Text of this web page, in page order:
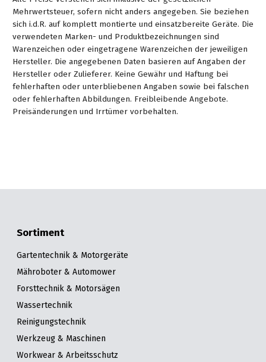
Mehrwertsteuer, sofern nicht anders angegeben. Sie beziehen
sich i.d.R. auf komplett montierte und einsatzbereite Geräte. Die
verwendeten Marken- und Produktbezeichnungen sind
Warenzeichen oder eingetragene Warenzeichen der jeweiligen
Hersteller. Die angegebenen Daten basieren auf Angaben der
Hersteller oder Zulieferer. Keine Gewähr und Haftung bei
fehlerhaften oder unterbliebenen Angaben sowie bei falschen
oder fehlerhaften Abbildungen. Freibleibende Angebote.
Preisänderungen und Irrtümer vorbehalten.
Sortiment
Gartentechnik & Motorgeräte
Mähroboter & Automower
Forsttechnik & Motorsägen
Wassertechnik
Reinigungstechnik
Werkzeug & Maschinen
Workwear & Arbeitsschutz